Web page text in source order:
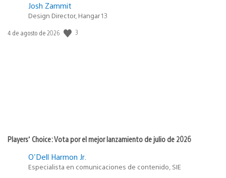
Josh Zammit
Design Director, Hangar 13
Fecha
4 de agosto de 2026 3
Players’ Choice: Vota por el mejor lanzamiento de julio de 2026
O'Dell Harmon Jr.
Especialista en comunicaciones de contenido, SIE